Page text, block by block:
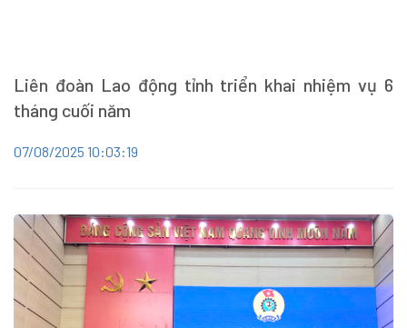
Liên đoàn Lao động tỉnh triển khai nhiệm vụ 6
tháng cuối năm
07/08/2025 10:03:19